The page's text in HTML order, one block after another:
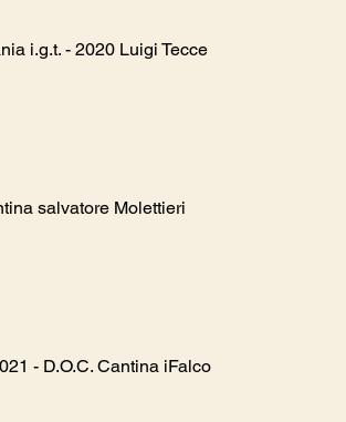
i.g.t. - 2020 Luigi Tecce
salvatore Molettieri
- D.O.C. Cantina iFalco